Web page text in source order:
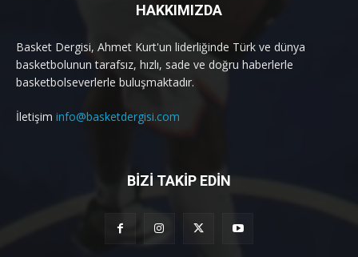
HAKKIMIZDA
Basket Dergisi, Ahmet Kurt'un liderliğinde Türk ve dünya
basketbolunun tarafsız, hızlı, sade ve doğru haberlerle
basketbolseverlerle buluşmaktadır.
İletişim info@basketdergisi.com
BİZİ TAKİP EDİN